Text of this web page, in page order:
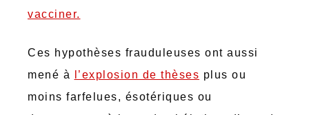
vacciner.
Ces hypothèses frauduleuses ont aussi
mené à
l’explosion de thèses plus ou
moins farfelues, ésotériques ou